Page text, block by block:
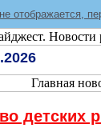
отображается,
детских